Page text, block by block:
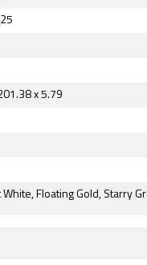
x 5.79
Floating Gold, Starry